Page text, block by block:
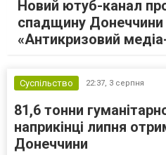
Новий ютуб-канал
спадщину Донеччини
«Антикризовий
Суспільство 22:37, 3 серпня
81,6 тонни
наприкінці липня
Донеччини